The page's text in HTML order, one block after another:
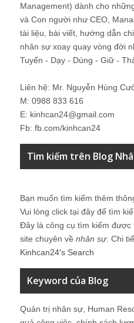
Management) dành cho
và Con người như CEO,
tài liệu, bài viết, hướng dẫn
nhân sự xoay quay vòng đời
Tuyển - Dạy - Dùng - Giữ -
Liên hệ: Mr. Nguyễn Hùng
M: 0988 833 616
E: kinhcan24@gmail.com
Fb: fb.com/kinhcan24
Tìm kiếm trên Blog
Bạn muốn tìm kiếm thêm
Vui lòng click tại đây để tìm
Đây là công cụ tìm kiếm
site chuyên về nhân sự. Chi
Kinhcan24′s Search
Keyword của Blog
Quản trị nhân sự, Human